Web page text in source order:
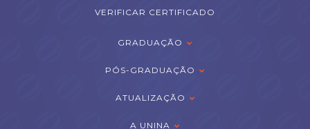
VERIFICAR CERTIFICADO
GRADUAÇÃO
PÓS-GRADUAÇÃO
ATUALIZAÇÃO
A UNINA